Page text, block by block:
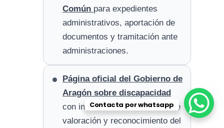
Común para expedientes
administrativos, aportación de
documentos y tramitación ante
administraciones.
Página oficial del Gobierno de
Aragón sobre discapacidad
con información del IASS sobre
valoración y reconocimiento del
Contacta por whatsapp